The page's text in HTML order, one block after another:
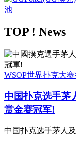
TOP ! News
WSOP世界扑克大赛
中国扑克选手茅
赏金赛冠军!
中国扑克选手茅人